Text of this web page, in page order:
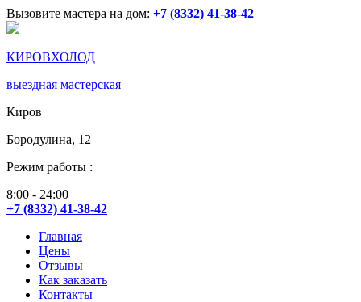
Вызовите мастера на дом: +7 (8332) 41-38-42
КИРОВХОЛОД
выездная мастерская
Киров
Бородулина, 12
Режим работы :
8:00 - 24:00
+7 (8332) 41-38-42
Главная
Цены
Отзывы
Как заказать
Контакты